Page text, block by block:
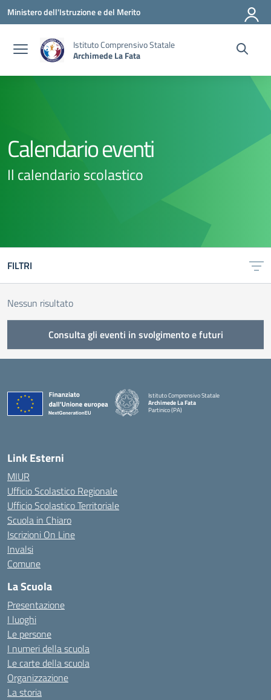
Vai ai contenuti
Vai al menu di navigazione
Vai al footer
Ministero dell'Istruzione e del Merito
Istituto Comprensivo Statale
Archimede La Fata
Calendario eventi
Il calendario scolastico
FILTRI
Nessun risultato
Consulta gli eventi in svolgimento e futuri
Istituto Comprensivo Statale
Archimede La Fata
Partinico (PA)
Link Esterni
MIUR
Ufficio Scolastico Regionale
Ufficio Scolastico Territoriale
Scuola in Chiaro
Iscrizioni On Line
Invalsi
Comune
La Scuola
Presentazione
I luoghi
Le persone
I numeri della scuola
Le carte della scuola
Organizzazione
La storia